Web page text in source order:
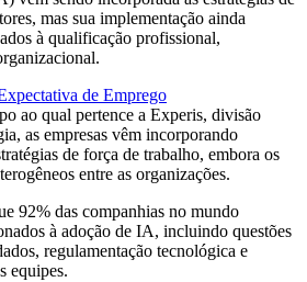
mas sua implementação ainda
à qualificação profissional,
de Emprego
ao qual pertence a Experis, divisão
as empresas vêm incorporando
de força de trabalho, embora os
entre as organizações.
92% das companhias no mundo
à adoção de IA, incluindo questões
regulamentação tecnológica e
equipes.